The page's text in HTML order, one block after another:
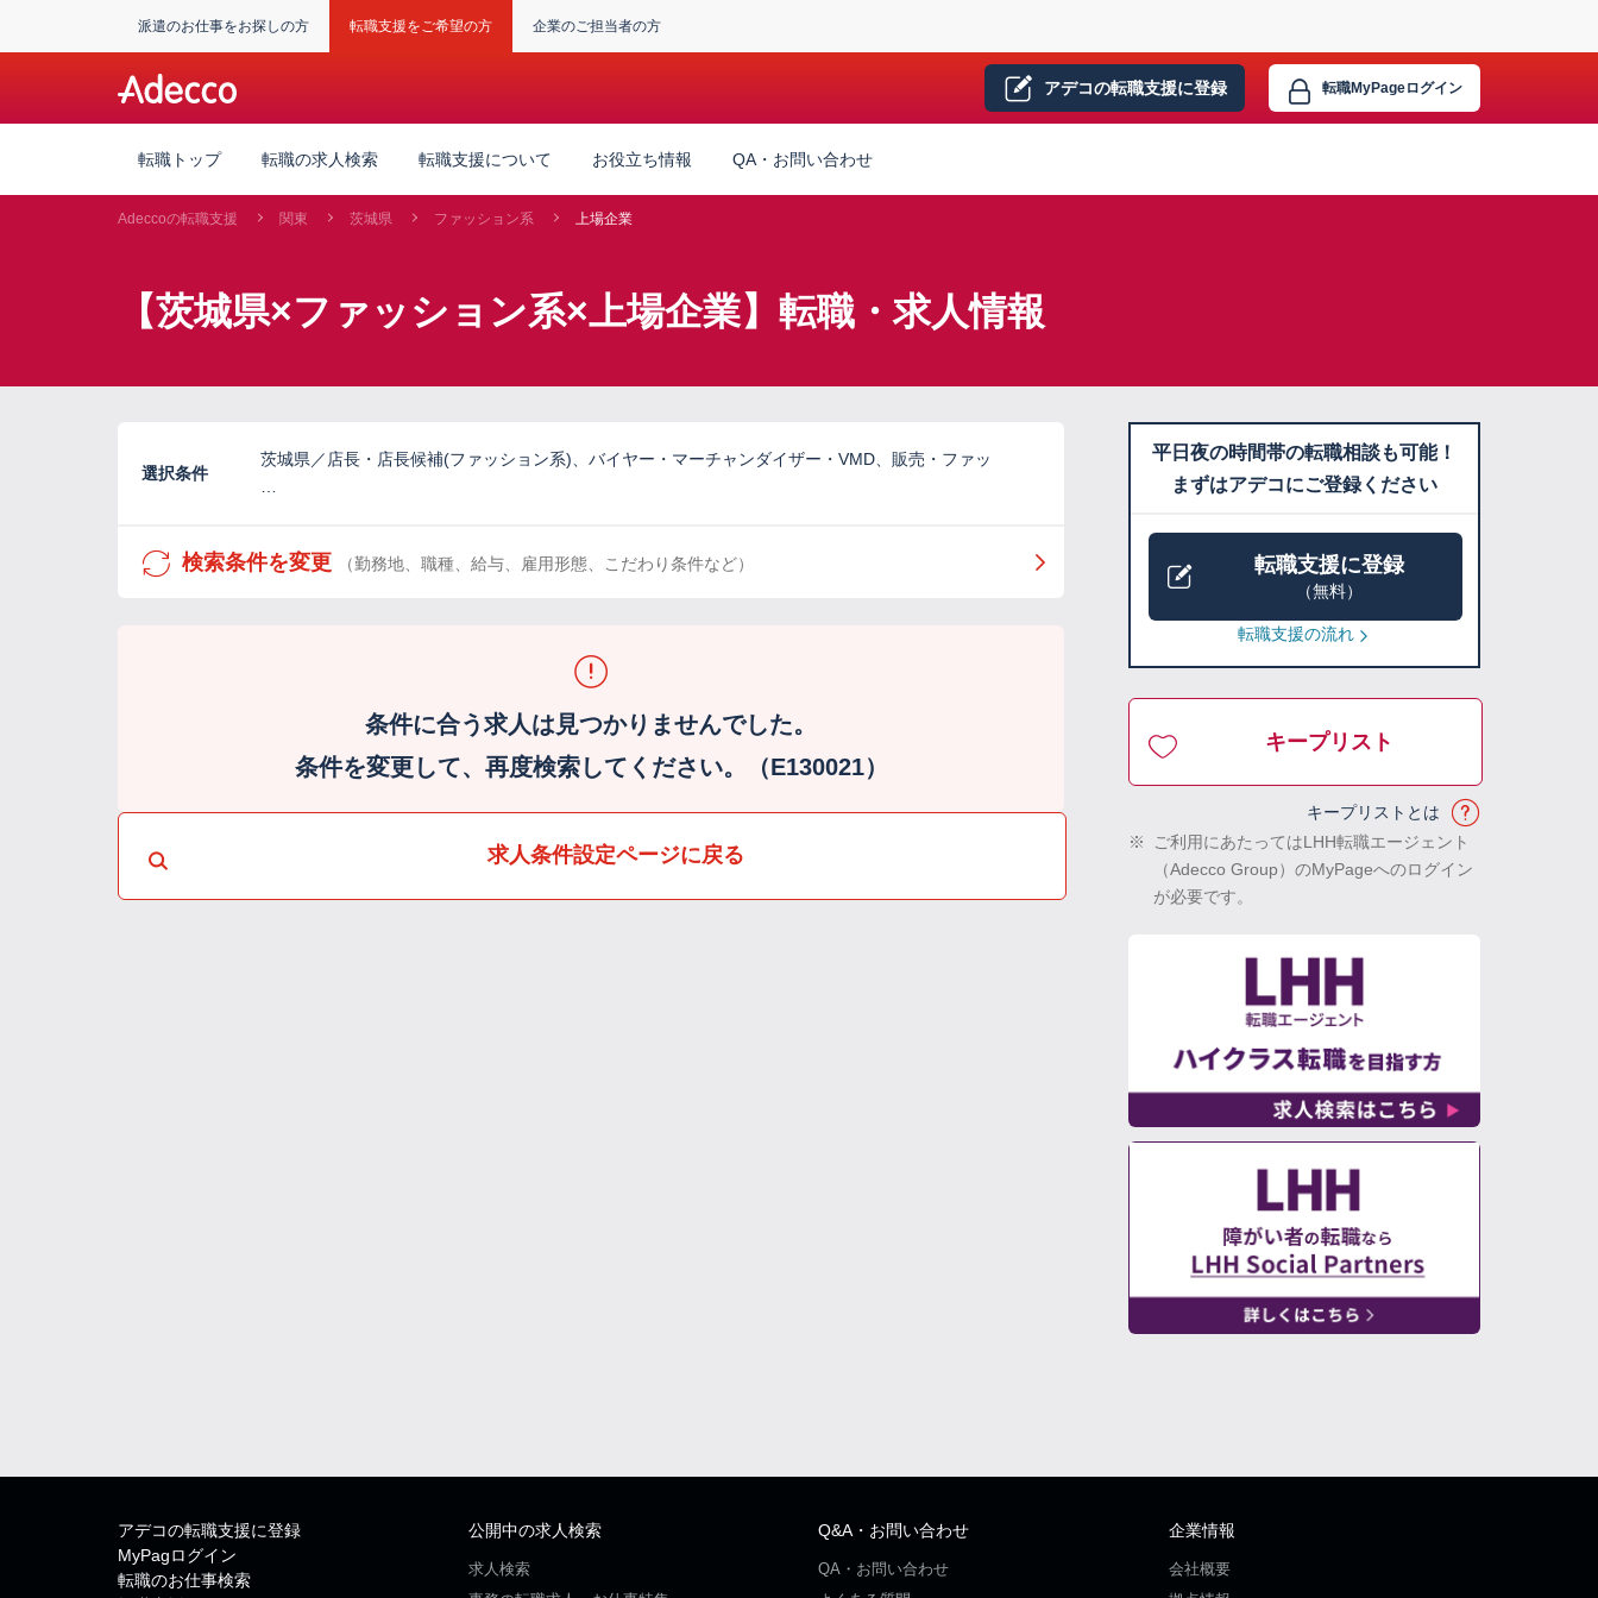
派遣のお仕事をお探しの方 転職支援をご希望の方 企業のご担当者の方
アデコの転職支援に登録 転職MyPageログイン
転職トップ 転職の求人検索 転職支援について お役立ち情報 QA・お問い合わせ
Adeccoの転職支援 関東 茨城県 ファッション系 上場企業
【茨城県×ファッション系×上場企業】転職・求人情報
選択条件
茨城県／店長・店長候補(ファッション系)、バイヤー・マーチャンダイザー・VMD、販売・ファッ
検索条件を変更 （勤務地、職種、給与、雇用形態、こだわり条件など）
条件に合う求人は見つかりませんでした。
条件を変更して、再度検索してください。（E130021）
求人条件設定ページに戻る
平日夜の時間帯の転職相談も可能！
まずはアデコにご登録ください
転職支援に登録
（無料）
転職支援の流れ
キープリスト
キープリストとは
※
ご利用にあたってはLHH転職エージェント
（Adecco Group）のMyPageへのログイン
が必要です。
アデコの転職支援に登録
MyPagログイン
転職のお仕事検索
公開中の求人検索
求人検索
Q&A・お問い合わせ
QA・お問い合わせ
企業情報
会社概要